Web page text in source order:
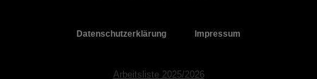
Datenschutzerklärung Impressum
Arbeitsliste 2025/2026